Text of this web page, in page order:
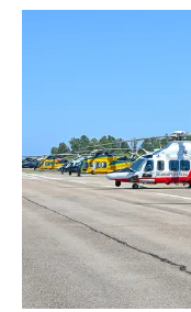
CALCIO
CALCIO REGIONALE
BASKET
VOLLEY
MOTORI